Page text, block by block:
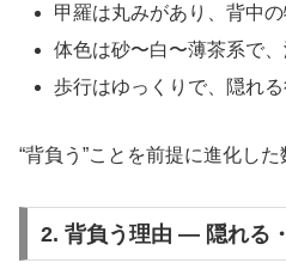
甲羅は丸みがあり、背中
体色は砂〜白〜薄茶系で
歩行はゆっくりで、隠れ
“背負う”ことを前提に進化し
2. 背負う理由 ― 隠れる